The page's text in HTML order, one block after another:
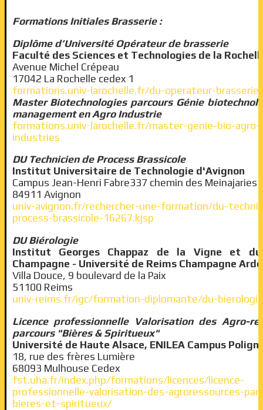
Formations Initiales Brasserie :
Diplôme d’Université Opérateur de brasserie
Faculté des Sciences et Technologies de la
Avenue Michel Crépeau
17042 La Rochelle cedex 1
formations.univ-larochelle.fr/du-operateur-brasserie
Master Biotechnologies parcours Génie
management en Agro Industrie
formations.univ-larochelle.fr/master-genie-bio-agro-
industries
DU Technicien de Process Brassicole
Institut Universitaire de Technologie d'Avignon
Campus Jean-Henri Fabre337 chemin des Meinajaries
84911 Avignon
univ-avignon.fr/rechercher-une-formation/du-
process-brassicole-16267.kjsp
DU Biérologie
Institut Georges Chappaz de la Vigne et
Champagne - Université de Reims Champagne
Villa Douce, 9 boulevard de la Paix
51100 Reims
univ-reims.fr/igc/formation-diplomante/du-bierologie
Licence professionnelle Valorisation des Agro-
parcours "Bières & Spiritueux"
Université de Haute Alsace, ENILEA Campus
18, rue des frères Lumière
68093 Mulhouse Cedex
fst.uha.fr/index.php/formations/licences/licence-
professionnelle-valorisation-des-agroressources-
bieres-et-spiritueux/